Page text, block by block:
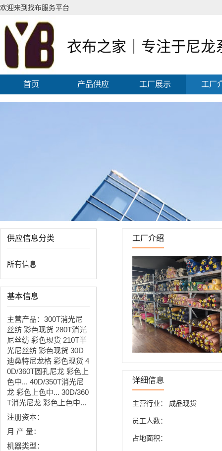
欢迎来到找布服务平台
衣布之家｜专注于尼龙
首页 产品供应 工厂展示 工厂
供应信息分类
所有信息
基本信息
主营产品：300T消光尼
丝纺 彩色现货 280T消光
尼丝纺 彩色现货 210T半
光尼丝纺 彩色现货 30D
迪桑特尼龙格 彩色现货 4
0D/360T圆孔尼龙 彩色上
色中... 40D/350T消光尼
龙 彩色上色中... 30D/360
T消光尼龙 彩色上色中...
注册资本：
月 产 量：
机器类型：
工厂介绍
详细信息
主营行业： 成品现货
员工人数：
占地面积：